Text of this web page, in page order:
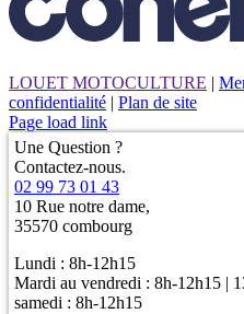
LOUET MOTOCULTURE |
confidentialité | Plan de site
Page load link
Une Question ?
Contactez-nous.
02 99 73 01 43
10 Rue notre dame,
35570 combourg
Lundi : 8h-12h15
Mardi au vendredi : 8h-12h15 |
samedi : 8h-12h15